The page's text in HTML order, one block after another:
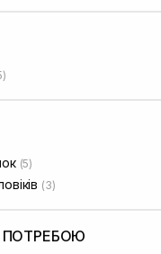
(5)
(3)
ПОТРЕБОЮ